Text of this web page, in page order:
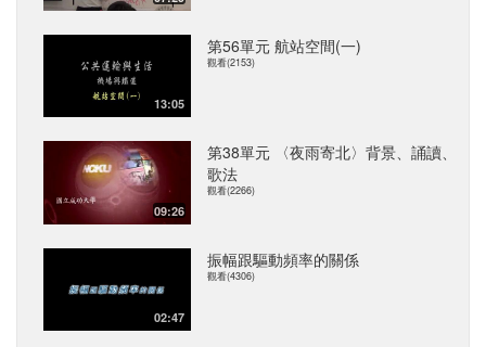
13:05
第56單元 航站空間(一)
觀看(2153)
09:26
第38單元 〈夜雨寄北〉背景、誦讀、
歌法
觀看(2266)
02:47
振幅跟驅動頻率的關係
觀看(4306)